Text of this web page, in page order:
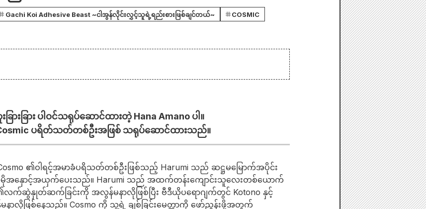
Gachi Koi Adhesive Beast ~ငါအွန်လိုင်းလွှင့်သူရဲ့ရည်းစားဖြစ်ချင်တယ်~
COSMIC
ြားခြား ပါဝင်သရုပ်ဆောင်ထားတဲ့ Hana Amano ပါ။
ပရိတ်သတ်တစ်ဦးအဖြစ် သရုပ်ဆောင်ထားသည်။
Cosmo ၏ဝါရင့်အမာခံပရိသတ်တစ်ဦးဖြစ်သည့် Harumi သည် ဆဋ္ဌမမြောက်အပိုင်း
မိုအနှောင့်အယှက်ပေးသည်။ Harumi သည် အထက်တန်းကျောင်းသူလေးတစ်ယောက်
၏လက်ဆွဲနှုတ်ဆက်ခြင်းကို အလွန်မနာလိုဖြစ်ပြီး ဗီဒီယိုပရောဂျက်တွင် Kotono နှင့်
ဖြစ်နေသည်။ Cosmo ကို သူ့ရဲ့ ချစ်ခြင်းမေတ္တာကို ဖော်ညွှန်းဖို့အတွက်